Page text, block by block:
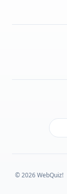
© 2026 WebQuiz!